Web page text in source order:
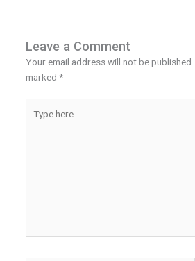
Leave a Comment
Your email address will not be published.
marked *
here..